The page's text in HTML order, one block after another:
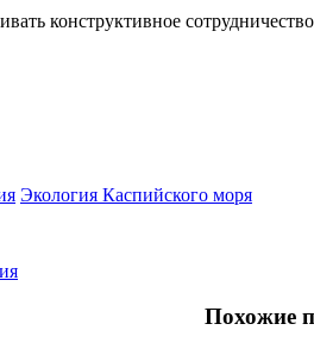
конструктивное
Экология Каспийского моря
Похожие